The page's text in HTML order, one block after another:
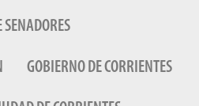
GOBIERNO DE CORRIENTES